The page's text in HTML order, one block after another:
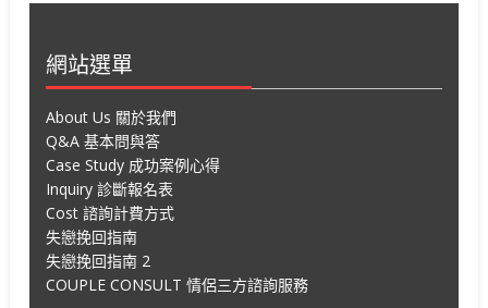
網站選單
About Us 關於我們
Q&A 基本問與答
Case Study 成功案例心得
Inquiry 診斷報名表
Cost 諮詢計費方式
失戀挽回指南
失戀挽回指南 2
COUPLE CONSULT 情侶三方諮詢服務